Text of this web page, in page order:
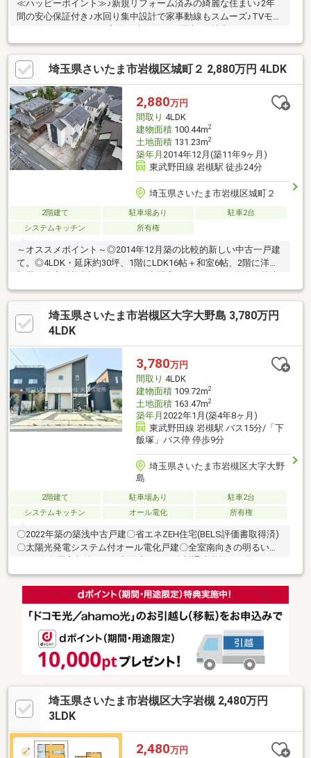
≪ハッピーポイント≫♪新規リフォーム済みの綺麗な住まい♪2年
間の安心保証付き♪水回り集中設計で家事動線もスムーズ♪TVモニ
1台分あり≪周辺環境≫♪子育て世代にも嬉しい住環境・美幸保育
園…徒歩6分・江戸川第3公園…徒歩7分・はくつる幼稚園…徒歩8分
◇◇住宅ローン相談無料◇◇・都市銀行／地方銀行／ネット銀行
／フラット35など多種提携・住宅ローンと家賃を比較し、無理の
ないプランをご提案・他社で断られた方／勤続年数が短い方／自
営業の方／ 債務整理歴のある方にもしっかり対応・お気軽にご
相談ください。
埼玉県さいたま市岩槻区城町２ 2,880万円 4LDK
2,880万円
間取り 4LDK
建物面積100.44m2
土地面積131.23m2
築年月 2014年12月(築11年9ヶ月)
東武野田線 岩槻駅 徒歩24分
埼玉県さいたま市岩槻区城町２
2階建て 駐車場あり
駐車2台
システムキッチン
所有権
～オススメポイント～◎2014年12月築の比較的新しい中古一戸建
て。◎4LDK・延床約30坪、1階にLDK16帖＋和室6帖、2階に洋室3
部屋と全室6帖以上のゆとりある空間◎カースペース2台分の駐車
場完備で、ファミリーカーと通勤車の2台持ちにも対応◎全居室に
収納あり、クローゼット・シューズボックスを完備し、スッキリ
した室内を維持しやすい◎独立洗面台・浴室に窓・南面ワイドバ
ルコニーと設備・採光が充実◎閑静な住宅街に立地、資産性の高
です◎太田小学校まで徒歩約10分、岩槻中学校まで徒歩約13分近
く、お子様のいるご家庭に最適
埼玉県さいたま市岩槻区大字大野島 3,780万円
4LDK
3,780万円
間取り 4LDK
建物面積109.72m2
土地面積163.47m2
築年月 2022年1月(築4年8ヶ月)
東武野田線 岩槻駅 バス15分/「下
飯塚」バス停 停歩9分
埼玉県さいたま市岩槻区大字大野
島
2階建て 駐車場あり
駐車2台
システムキッチン
オール電化 所有権
〇2022年築の築浅中古戸建〇省エネZEH住宅(BELS評価書取得済)
〇太陽光発電システム付オール電化戸建〇全室南向きの明るい
〇並列駐車スペース2台分あり◇今年で創業54年！朝日リビング
株式会社です。関東一都三県 12店舗にて営業展開しております。
大宮営業所は旧中山道沿い、駅徒歩5分！総勢10名のスタッフ
が、あなたの「売りたい」「買いたい」「貸したい」「借りた
フがリクエストにお答えします。豊富な情報量と親切丁寧なサー
ビスをお約束いたします◇
埼玉県さいたま市岩槻区大字岩槻 2,480万円
3LDK
2,480万円